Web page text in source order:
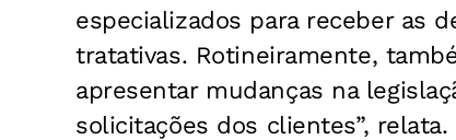
especializados para receber as
tratativas. Rotineiramente,
apresentar mudanças na
solicitações dos clientes”, relata.